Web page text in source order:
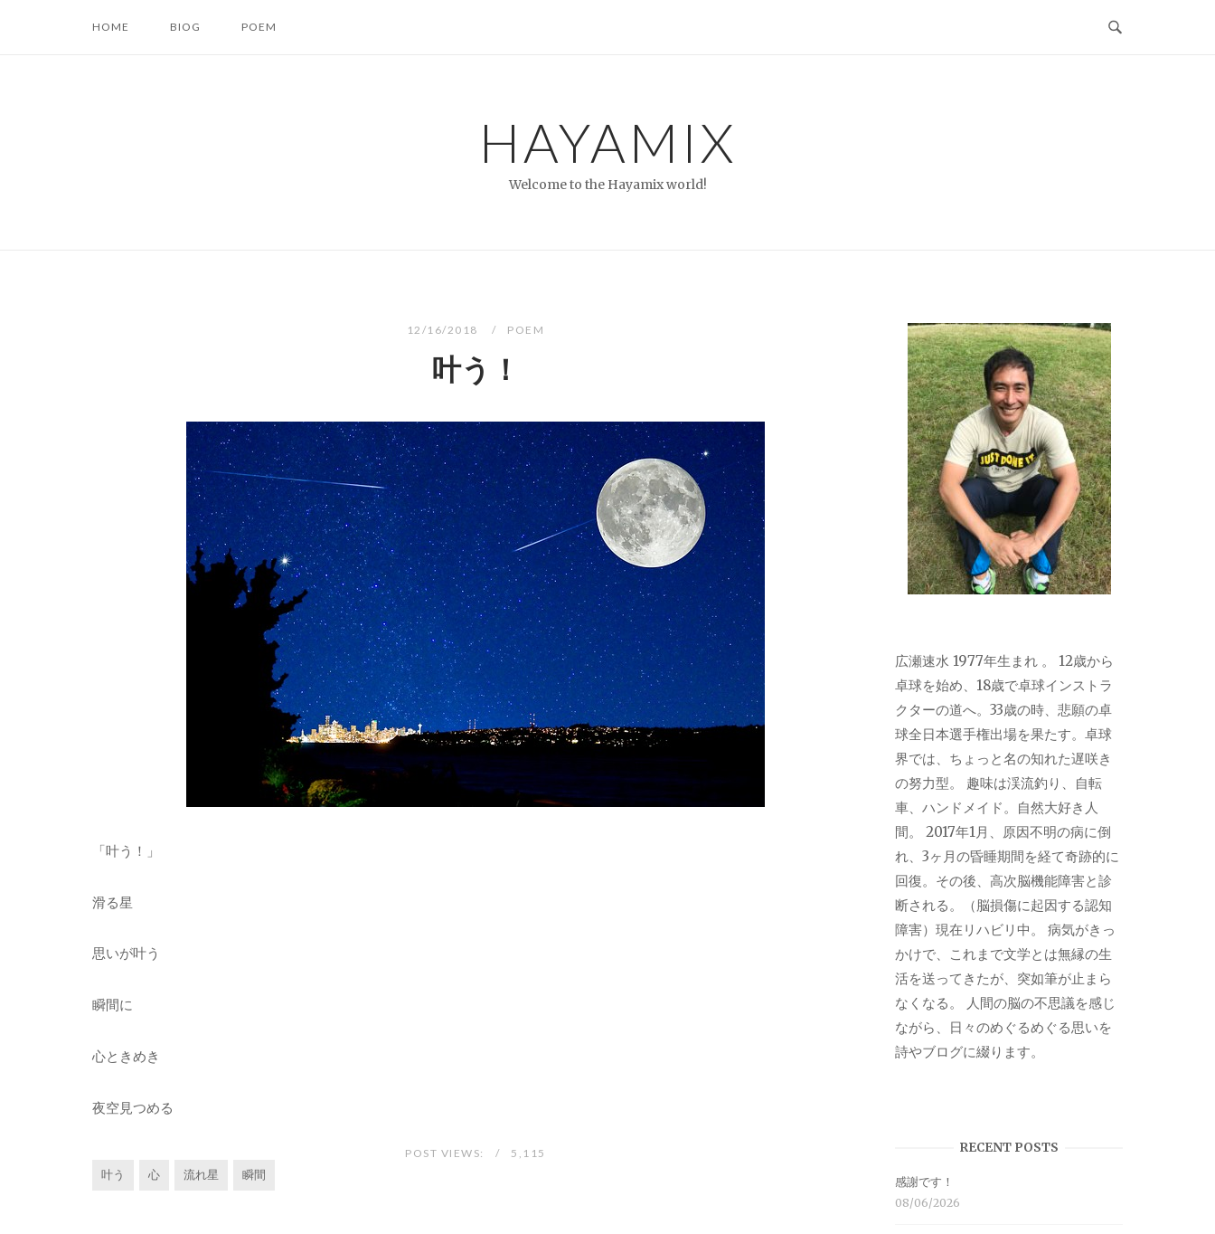
HOME BIOG POEM
HAYAMIX
Welcome to the Hayamix world!
12/16/2018 POEM
叶う！
「叶う！」
滑る星
思いが叶う
瞬間に
心ときめき
夜空見つめる
POST VIEWS: 5,115
叶う 心 流れ星 瞬間
広瀬速水 1977年生まれ 。 12歳から
卓球を始め、18歳で卓球インストラ
クターの道へ。33歳の時、悲願の卓
球全日本選手権出場を果たす。卓球
界では、ちょっと名の知れた遅咲き
の努力型。 趣味は渓流釣り、自転
車、ハンドメイド。自然大好き人
間。 2017年1月、原因不明の病に倒
れ、3ヶ月の昏睡期間を経て奇跡的に
回復。その後、高次脳機能障害と診
断される。（脳損傷に起因する認知
障害）現在リハビリ中。 病気がきっ
かけで、これまで文学とは無縁の生
活を送ってきたが、突如筆が止まら
なくなる。 人間の脳の不思議を感じ
ながら、日々のめぐるめぐる思いを
詩やブログに綴ります。
RECENT POSTS
感謝です！
08/06/2026